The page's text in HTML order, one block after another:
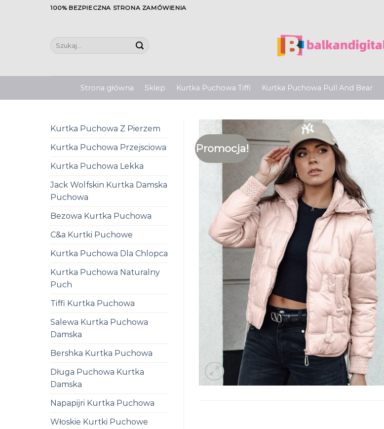
100% BEZPIECZNA STRONA ZAMÓWIENIA
Szukaj:
Strona główna Sklep Kurtka Puchowa Tiffi Kurtka Puchowa Pull And Bear
Kurtka Puchowa Z Pierzem
Kurtka Puchowa Przejsciowa
Kurtka Puchowa Lekka
Jack Wolfskin Kurtka Damska
Puchowa
Bezowa Kurtka Puchowa
C&a Kurtki Puchowe
Kurtka Puchowa Dla Chlopca
Kurtka Puchowa Naturalny
Puch
Tiffi Kurtka Puchowa
Salewa Kurtka Puchowa
Damska
Bershka Kurtka Puchowa
Długa Puchowa Kurtka
Damska
Napapijri Kurtka Puchowa
Włoskie Kurtki Puchowe
Promocja!